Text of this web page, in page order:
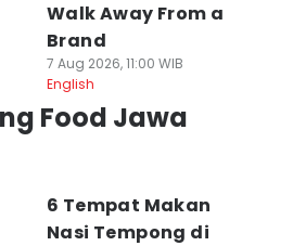
Walk Away From a
Brand
7 Aug 2026, 11:00 WIB
English
Food Jawa
6 Tempat Makan
Nasi Tempong di